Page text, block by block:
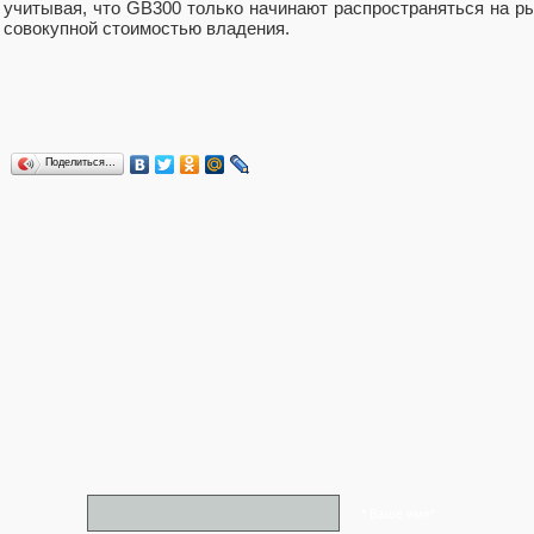
учитывая, что GB300 только начинают распространяться на
совокупной стоимостью владения.
Поделиться…